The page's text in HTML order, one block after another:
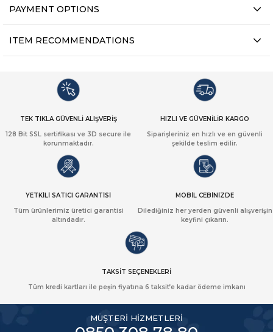
PAYMENT OPTIONS
ITEM RECOMMENDATIONS
TEK TIKLA GÜVENLİ ALIŞVERİŞ
128 Bit SSL sertifikası ve 3D secure ile
korunmaktadır.
HIZLI VE GÜVENİLİR KARGO
Siparişleriniz en hızlı ve en güvenli
şekilde teslim edilir.
YETKİLİ SATICI GARANTİSİ
Tüm ürünlerimiz üretici garantisi
altındadır.
MOBİL CEBİNİZDE
Dilediğiniz her yerden güvenli alışverişin
keyfini çıkarın.
TAKSİT SEÇENEKLERİ
Tüm kredi kartları ile peşin fiyatına 6 taksit’e kadar ödeme imkanı
MÜŞTERİ HİZMETLERİ